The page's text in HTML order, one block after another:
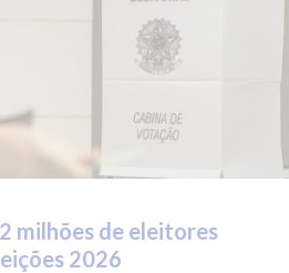
milhões de eleitores
2026